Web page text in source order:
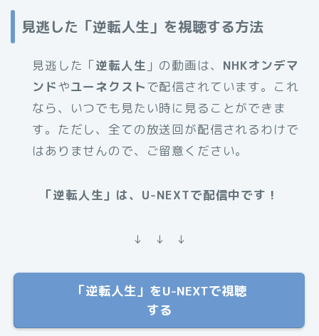
見逃した「逆転人生」を視聴する方法
見逃した「逆転人生 」の動画は、 NHKオンデマ
ンドやユーネクストで配信されています。これ
なら、いつでも見たい時に見ることができま
す。ただし、全ての放送回が配信されるわけで
はありませんので、ご留意ください。
「逆転人生」は、U-NEXTで配信中です！
↓ ↓ ↓
「逆転人生」をU-NEXTで視聴
する